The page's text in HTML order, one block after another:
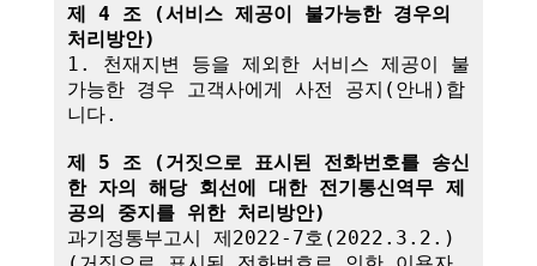
제 4 조 (서비스 제공이 불가능한 경우의
처리방안)
1. 천재지변 등을 제외한 서비스 제공이 불
가능한 경우 고객사에게 사전 공지(안내)합
니다.
제 5 조 (거짓으로 표시된 전화번호를 송신
한 자의 해당 회선에 대한 전기통신역무 제
공의 중지를 위한 처리방안)
과기정통부고시 제2022-7호(2022.3.2.)